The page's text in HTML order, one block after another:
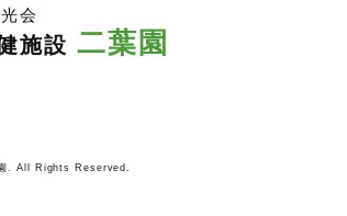
会
施設 二葉園
. All Rights Reserved.